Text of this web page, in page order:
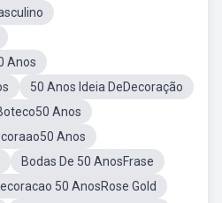
Anos
50 Anos Ideia DeDecoração
Anos
Anos
Bodas De 50 AnosFrase
50 AnosRose Gold